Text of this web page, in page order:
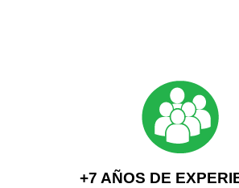
+7 AÑOS DE